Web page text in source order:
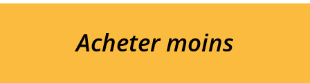
Acheter moins